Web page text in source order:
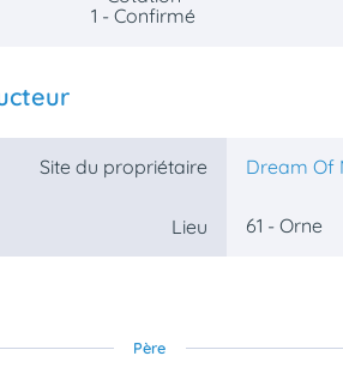
1 - Confirmé
Site du propriétaire Dream Of
Lieu 61 - Orne
Père